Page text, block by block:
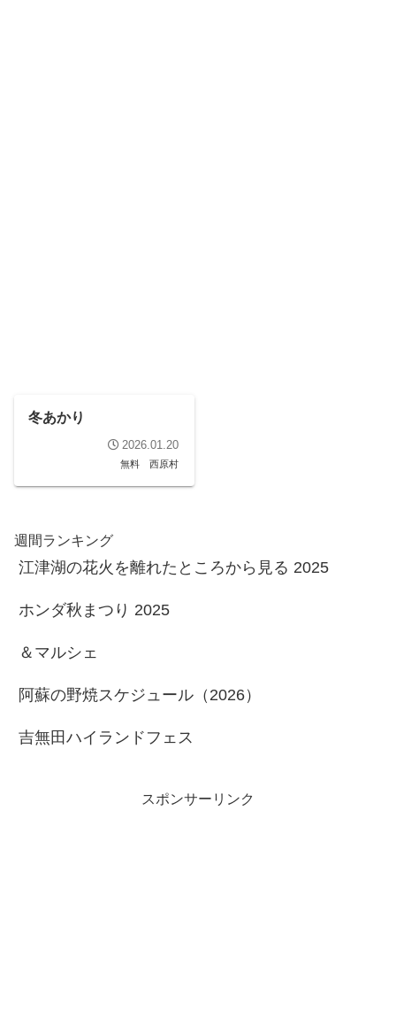
冬あかり
2026.01.20
無料 西原村
週間ランキング
江津湖の花火を離れたところから見る 2025
ホンダ秋まつり 2025
＆マルシェ
阿蘇の野焼スケジュール（2026）
吉無田ハイランドフェス
スポンサーリンク